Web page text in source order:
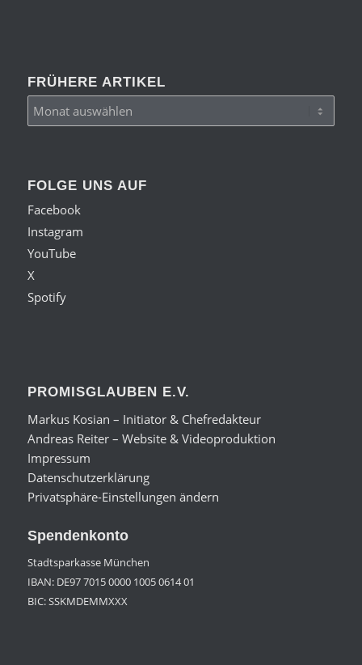
FRÜHERE ARTIKEL
FOLGE UNS AUF
Facebook
Instagram
YouTube
X
Spotify
PROMISGLAUBEN E.V.
Markus Kosian – Initiator & Chefredakteur
Andreas Reiter – Website & Videoproduktion
Impressum
Datenschutzerklärung
Privatsphäre-Einstellungen ändern
Spendenkonto
Stadtsparkasse München
IBAN: DE97 7015 0000 1005 0614 01
BIC: SSKMDEMMXXX